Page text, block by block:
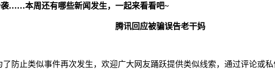
……本周还有哪些新闻发生，一起来看看吧~
腾讯回应被骗误告老干妈
防止类似事件再次发生，欢迎广大网友踊跃提供类似线索，通过评论或